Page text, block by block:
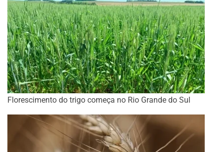
Florescimento do trigo começa no Rio Grande do Sul